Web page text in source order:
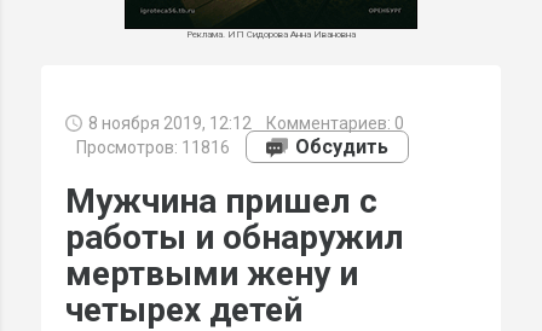
Реклама. ИП Сидорова Анна Ивановна
8 ноября 2019, 12:12 Комментариев: 0
Просмотров: 11816
Обсудить
Мужчина пришел с
работы и обнаружил
мертвыми жену и
четырех детей